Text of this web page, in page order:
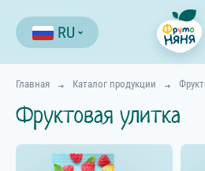
RU
Главная Каталог продукции
Фруктовая улитка
Фильтр